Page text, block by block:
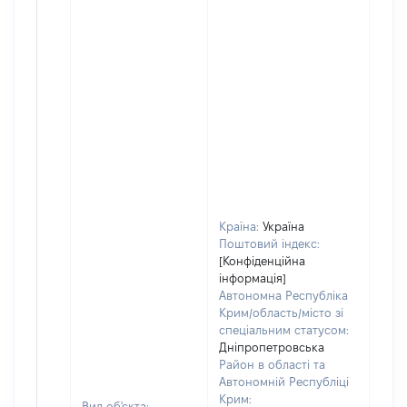
Країна: Україна
Поштовий індекс:
[Конфіденційна
інформація]
Автономна Республіка
Крим/область/місто зі
спеціальним статусом:
Дніпропетровська
Район в області та
Автономній Республіці
Крим: